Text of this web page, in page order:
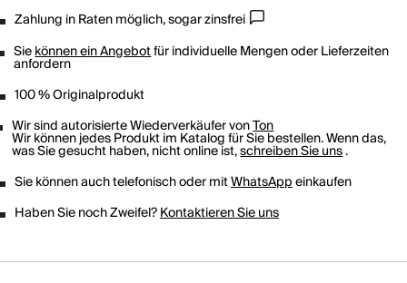
Zahlung in Raten möglich, sogar zinsfrei
Siekönnen ein Angebotfür individuelle Mengen oder Lieferzeiten
anfordern
100 % Originalprodukt
Wir sind autorisierte Wiederverkäufer vonTon
Wir können jedes Produkt im Katalog für Sie bestellen. Wenn das,
was Sie gesucht haben, nicht online ist,schreiben Sie uns.
Sie können auch telefonisch oder mitWhatsAppeinkaufen
Haben Sie noch Zweifel?Kontaktieren Sie uns